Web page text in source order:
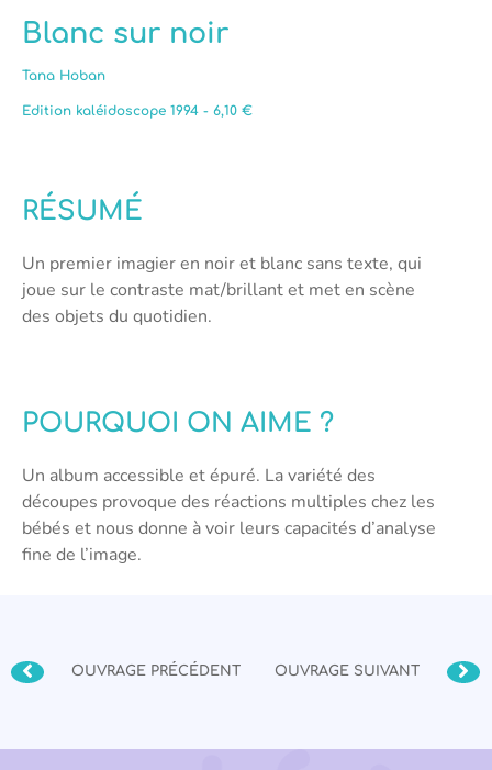
Blanc sur noir
Tana Hoban
Edition kaléidoscope 1994 - 6,10 €
RÉSUMÉ
Un premier imagier en noir et blanc sans texte, qui
joue sur le contraste mat/brillant et met en scène
des objets du quotidien.
POURQUOI ON AIME ?
Un album accessible et épuré. La variété des
découpes provoque des réactions multiples chez les
bébés et nous donne à voir leurs capacités d’analyse
fine de l’image.
OUVRAGE PRÉCÉDENT OUVRAGE SUIVANT